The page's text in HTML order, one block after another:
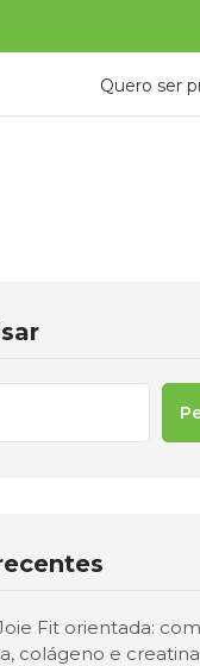
Quero ser
Fit orientada:
colágeno e